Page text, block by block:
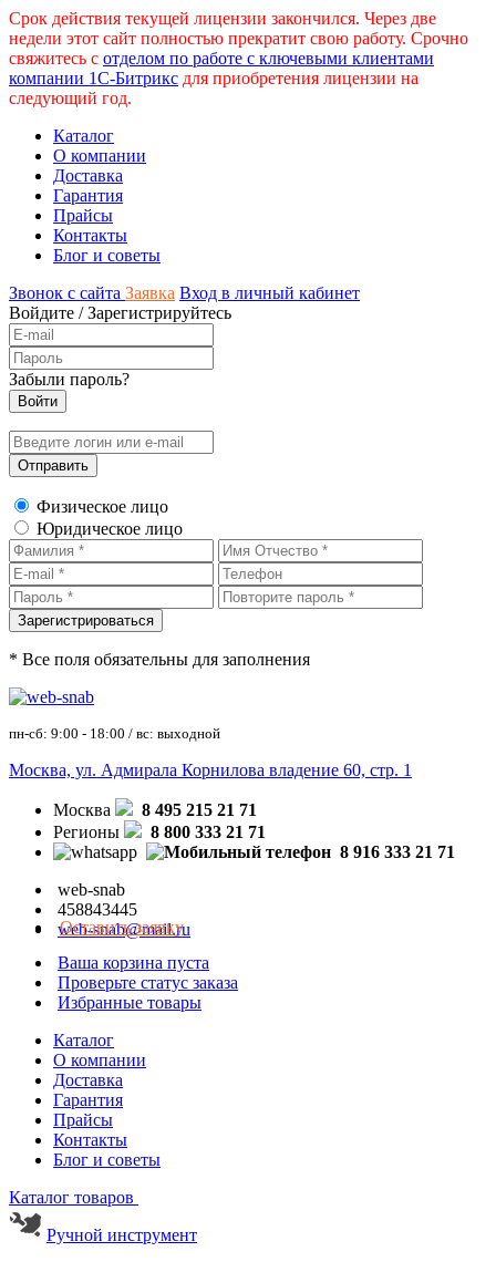
Срок действия текущей лицензии закончился. Через две
недели этот сайт полностью прекратит свою работу. Срочно
свяжитесь с отделом по работе с ключевыми клиентами
компании 1С-Битрикс для приобретения лицензии на
следующий год.
Каталог
О компании
Доставка
Гарантия
Прайсы
Контакты
Блог и советы
Звонок с сайта Заявка Вход в личный кабинет
Войдите /Зарегистрируйтесь
Забыли пароль?
Физическое лицо
Юридическое лицо
* Все поля обязательны для заполнения
пн-сб: 9:00 - 18:00 / вс: выходной
Москва, ул. Адмирала Корнилова владение 60, стр. 1
Москва
8 495 215 21 71
Регионы
8 800 333 21 71
8 916 333 21 71
web-snab
458843445
web-snab@mail.ru
Оставить заявку
Ваша корзина пуста
Проверьте статус заказа
Избранные товары
Каталог
О компании
Доставка
Гарантия
Прайсы
Контакты
Блог и советы
Каталог товаров
Ручной инструмент